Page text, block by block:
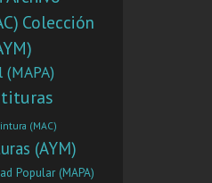
Colección
(MAC)
(AYM)
Popular (MAPA)